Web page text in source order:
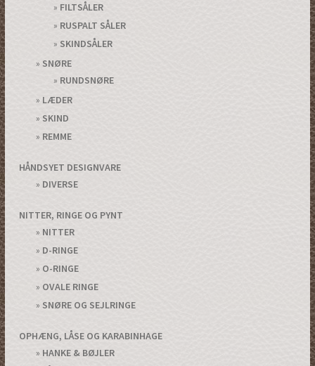
FILTSÅLER
RUSPALT SÅLER
SKINDSÅLER
SNØRE
RUNDSNØRE
LÆDER
SKIND
REMME
HÅNDSYET DESIGNVARE
DIVERSE
NITTER, RINGE OG PYNT
NITTER
D-RINGE
O-RINGE
OVALE RINGE
SNØRE OG SEJLRINGE
OPHÆNG, LÅSE OG KARABINHAGE
HANKE & BØJLER